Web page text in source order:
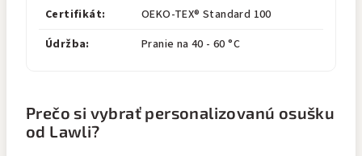
Certifikát:
OEKO-TEX® Standard 100
Údržba:
Pranie na 40 - 60 °C
Prečo si vybrať personalizovanú osušku
od Lawli?